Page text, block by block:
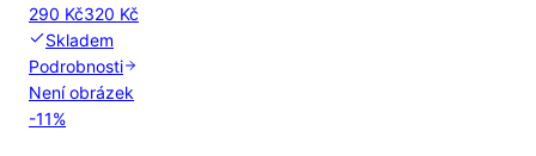
290 Kč320 Kč
Skladem
Podrobnosti
Není obrázek
-11%